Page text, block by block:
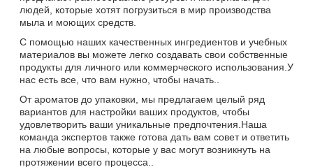
людей, которые хотят погрузиться в мир производства
мыла и моющих средств.
С помощью наших качественных ингредиентов и учебных
материалов вы можете легко создавать свои собственные
продукты для личного или коммерческого использования.У
нас есть все, что вам нужно, чтобы начать..
От ароматов до упаковки, мы предлагаем целый ряд
вариантов для настройки ваших продуктов, чтобы
удовлетворить ваши уникальные предпочтения.Наша
команда экспертов также готова дать вам совет и ответить
на любые вопросы, которые у вас могут возникнуть на
протяжении всего процесса..